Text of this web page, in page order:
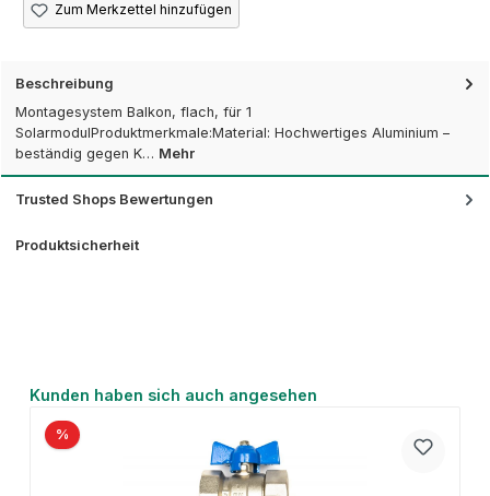
Zum Merkzettel hinzufügen
Beschreibung
Montagesystem Balkon, flach, für 1
SolarmodulProduktmerkmale:Material: Hochwertiges Aluminium –
beständig gegen K… Mehr
Trusted Shops Bewertungen
Produktsicherheit
Produktgalerie überspringen
Kunden haben sich auch angesehen
%